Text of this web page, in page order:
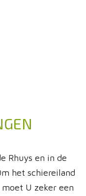
Rhuys en in de
het schiereiland
U zeker een